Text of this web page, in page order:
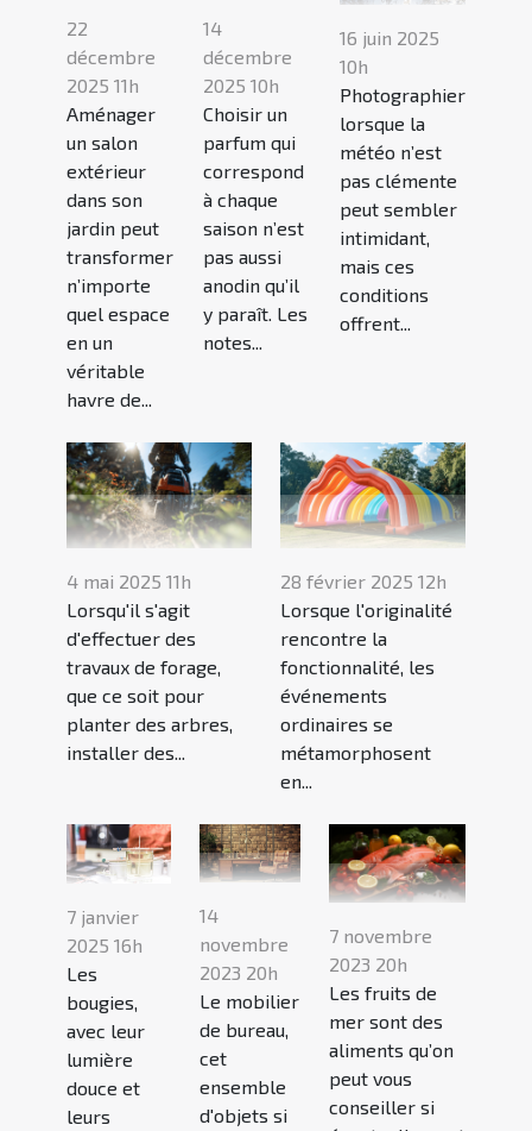
22
décembre
2025 11h
Aménager
un salon
extérieur
dans son
jardin peut
transformer
n’importe
quel espace
en un
véritable
havre de...
14
décembre
2025 10h
Choisir un
parfum qui
correspond
à chaque
saison n’est
pas aussi
anodin qu’il
y paraît. Les
notes...
16 juin 2025
10h
Photographier
lorsque la
météo n’est
pas clémente
peut sembler
intimidant,
mais ces
conditions
offrent...
4 mai 2025 11h
Lorsqu'il s'agit
d'effectuer des
travaux de forage,
que ce soit pour
planter des arbres,
installer des...
28 février 2025 12h
Lorsque l'originalité
rencontre la
fonctionnalité, les
événements
ordinaires se
métamorphosent
en...
7 janvier
2025 16h
Les
bougies,
avec leur
lumière
douce et
leurs
14
novembre
2023 20h
Le mobilier
de bureau,
cet
ensemble
d'objets si
7 novembre
2023 20h
Les fruits de
mer sont des
aliments qu’on
peut vous
conseiller si